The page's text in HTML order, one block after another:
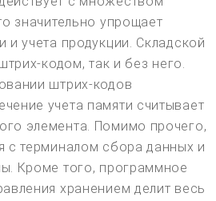
значительно упрощает
и учета продукции. Складской
кодом, так и без него.
штрих-кодов
учета памяти считывает
элемента. Помимо прочего,
с терминалом сбора данных и
Кроме того, программное
хранением делит весь